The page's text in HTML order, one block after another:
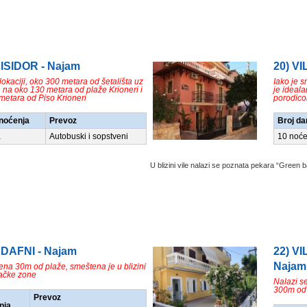
- Najam
oko 300 metara od šetališta uz
na oko 130 metara od plaže Krioneri i
od Piso Krioneri
Prevoz
Autobuski i sopstveni
20)
Iako je
je
Broj
10
U blizini vile nalazi se poznata pekara “Green
- Najam
30m od plaže, smeštena je u blizini
zone
Prevoz
22)
Najam
Nalazi
300m